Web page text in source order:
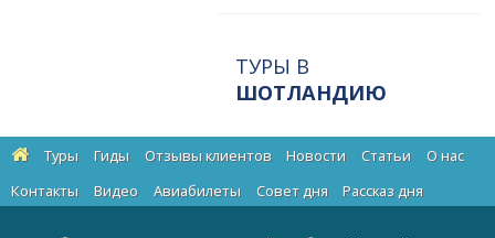
ТУРЫ В
ШОТЛАНДИЮ
Туры Гиды Отзывы клиентов Новости Статьи
О нас
Контакты
Видео Авиабилеты Cовет дня Рассказ дня